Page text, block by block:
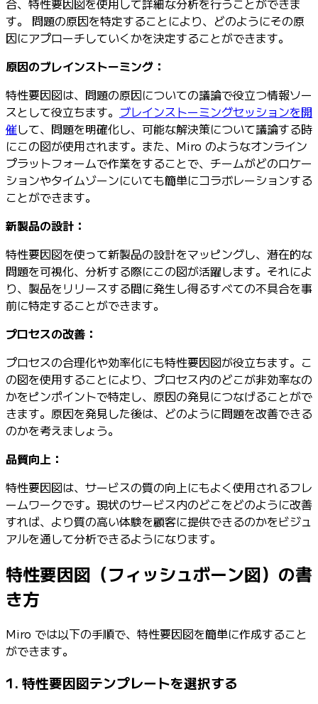
合、特性要因図を使用して詳細な分析を行うことができま
す。 問題の原因を特定することにより、どのようにその原
因にアプローチしていくかを決定することができます。
原因のブレインストーミング：
特性要因図は、問題の原因についての議論で役立つ情報ソー
スとして役立ちます。 ブレインストーミングセッションを開
催して、問題を明確化し、可能な解決策について議論する時
にこの図が使用されます。また、Miro のようなオンライン
プラットフォームで作業をすることで、チームがどのロケー
ションやタイムゾーンにいても簡単にコラボレーションする
ことができます。
新製品の設計：
特性要因図を使って新製品の設計をマッピングし、潜在的な
問題を可視化、分析する際にこの図が活躍します。それによ
り、製品をリリースする間に発生し得るすべての不具合を事
前に特定することができます。
プロセスの改善：
プロセスの合理化や効率化にも特性要因図が役立ちます。こ
の図を使用することにより、プロセス内のどこが非効率なの
かをピンポイントで特定し、原因の発見につなげることがで
きます。原因を発見した後は、どのように問題を改善できる
のかを考えましょう。
品質向上：
特性要因図は、サービスの質の向上にもよく使用されるフレ
ームワークです。現状のサービス内のどこをどのように改善
すれば、より質の高い体験を顧客に提供できるのかをビジュ
アルを通して分析できるようになります。
特性要因図（フィッシュボーン図）の書
き方
Miro では以下の手順で、特性要因図を簡単に作成すること
ができます。
1. 特性要因図テンプレートを選択する